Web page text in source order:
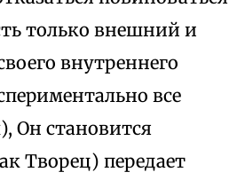
только внешний и
внутреннего
все
Он становится
Творец) передает